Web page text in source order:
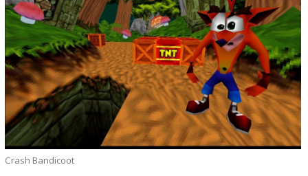
Crash Bandicoot